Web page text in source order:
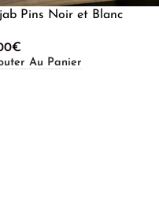
Pins Noir et Blanc
€
Au Panier